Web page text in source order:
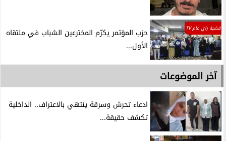
قضية راي عام TV
حزب المؤتمر يكرّم المخترعين الشباب في ملتقاه
الأول...
آخر الموضوعات
ادعاء تحرش وسرقة ينتهي بالاعتراف.. الداخلية
تكشف حقيقة...